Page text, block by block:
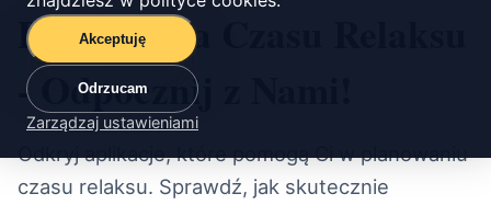
Akceptuję
Odrzucam
Zarządzaj ustawieniami
Planowania Czasu Relaksu
- Odpocznij z Nami!
Odkryj aplikacje, które pomogą Ci w planowaniu
czasu relaksu. Sprawdź, jak skutecznie